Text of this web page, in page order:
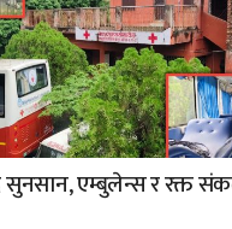
सुनसान, एम्बुलेन्स र रक्त